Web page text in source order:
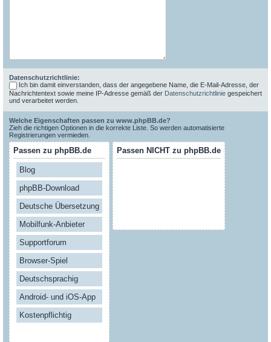
Datenschutzrichtlinie:
Ich bin damit einverstanden, dass der angegebene Name, die E-Mail-Adresse, der
Nachrichtentext sowie meine IP-Adresse gemäß der Datenschutzrichtlinie gespeichert
und verarbeitet werden.
Welche Eigenschaften passen zu www.phpBB.de?
Zieh die richtigen Optionen in die korrekte Liste. So werden automatisierte
Registrierungen vermieden.
Passen zu phpBB.de
Blog
phpBB-Download
Deutsche Übersetzung
Mobilfunk-Anbieter
Supportforum
Browser-Spiel
Deutschsprachig
Android- und iOS-App
Kostenpflichtig
Passen NICHT zu phpBB.de